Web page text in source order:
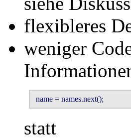
flexibleres
weniger
name = names.next();
statt